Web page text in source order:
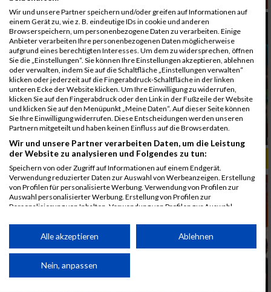
ALBUM B2RUN MÜNCHEN, B2RUN / 16.07.2019
Wir und unsere Partner speichern und/oder greifen auf Informationen auf
einem Gerät zu, wie z. B. eindeutige IDs in cookie und anderen
Browserspeichern, um personenbezogene Daten zu verarbeiten. Einige
Anbieter verarbeiten Ihre personenbezogenen Daten möglicherweise
aufgrund eines berechtigten Interesses. Um dem zu widersprechen, öffnen
Sie die „Einstellungen“. Sie können Ihre Einstellungen akzeptieren, ablehnen
oder verwalten, indem Sie auf die Schaltfläche „Einstellungen verwalten“
klicken oder jederzeit auf die Fingerabdruck-Schaltfläche in der linken
unteren Ecke der Website klicken. Um Ihre Einwilligung zu widerrufen,
klicken Sie auf den Fingerabdruck oder den Link in der Fußzeile der Website
und klicken Sie auf den Menüpunkt „Meine Daten“. Auf dieser Seite können
Sie Ihre Einwilligung widerrufen. Diese Entscheidungen werden unseren
Partnern mitgeteilt und haben keinen Einfluss auf die Browserdaten.
Wir und unsere Partner verarbeiten Daten, um die Leistung
der Website zu analysieren und Folgendes zu tun:
Speichern von oder Zugriff auf Informationen auf einem Endgerät.
Verwendung reduzierter Daten zur Auswahl von Werbeanzeigen. Erstellung
von Profilen für personalisierte Werbung. Verwendung von Profilen zur
Auswahl personalisierter Werbung. Erstellung von Profilen zur
Personalisierung von Inhalten. Verwendung von Profilen zur Auswahl
Performance von Inhalten. Analyse von Zielgruppen durch Statistiken oder
Kombinationen von Daten aus verschiedenen Quellen. Entwicklung und
von Inhalten.
Daten können außerhalb der Europäischen Union weitergegeben und in die
Alle akzeptieren Ablehnen
Nein, anpassen